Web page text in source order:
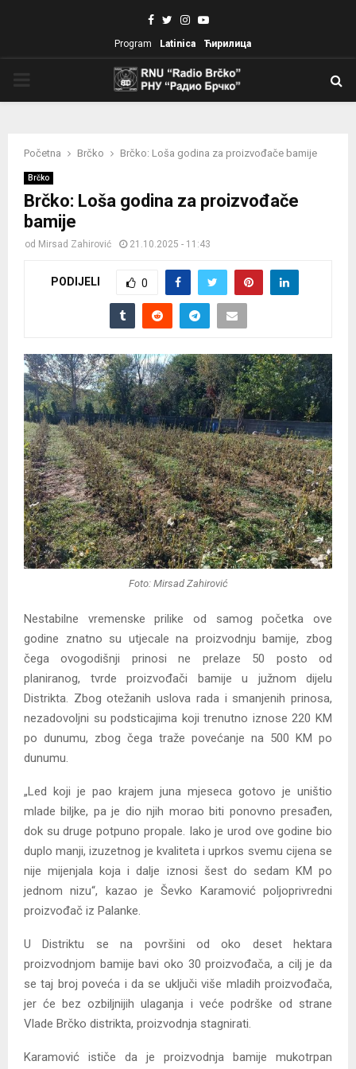
Facebook
TwitterInstagram
Youtube
Program Latinica Ћирилица
Početna Brčko Brčko: Loša godina za proizvođače bamije
Brčko
Brčko: Loša godina za proizvođače
bamije
od Mirsad Zahirović 21.10.2025 - 11:43
PODIJELI 0
Foto: Mirsad Zahirović
Nestabilne vremenske prilike od samog početka ove
godine znatno su utjecale na proizvodnju bamije, zbog
čega ovogodišnji prinosi ne prelaze 50 posto od
planiranog, tvrde proizvođači bamije u južnom dijelu
Distrikta. Zbog otežanih uslova rada i smanjenih prinosa,
nezadovoljni su podsticajima koji trenutno iznose 220 KM
po dunumu, zbog čega traže povećanje na 500 KM po
dunumu.
„Led koji je pao krajem juna mjeseca gotovo je uništio
mlade biljke, pa je dio njih morao biti ponovno presađen,
dok su druge potpuno propale. Iako je urod ove godine bio
duplo manji, izuzetnog je kvaliteta i uprkos svemu cijena se
nije mijenjala koja i dalje iznosi šest do sedam KM po
jednom nizu“, kazao je Ševko Karamović poljoprivredni
proizvođač iz Palanke.
U Distriktu se na površini od oko deset hektara
proizvodnjom bamije bavi oko 30 proizvođača, a cilj je da
se taj broj poveća i da se uključi više mladih proizvođača,
jer će bez ozbiljnijih ulaganja i veće podrške od strane
Vlade Brčko distrikta, proizvodnja stagnirati.
Karamović ističe da je proizvodnja bamije mukotrpan